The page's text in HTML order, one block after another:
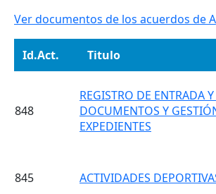
Ver documentos de los acuerdos de
Id.Act. Titulo
848
REGISTRO DE ENTRADA
DOCUMENTOS Y
EXPEDIENTES
845 ACTIVIDADES